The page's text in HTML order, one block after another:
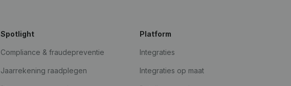
Spotlight
Compliance & fraudepreventie
Jaarrekening raadplegen
Platform
Integraties
Integraties op maat